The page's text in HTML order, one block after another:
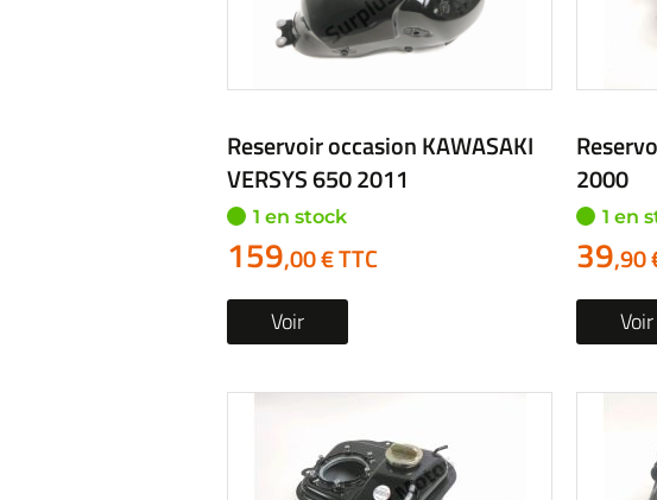
Reservoir occasion KAWASAKI
VERSYS 650 2011
1 en stock
159,00 € TTC
Voir
2000
1 en
39,90
Voir